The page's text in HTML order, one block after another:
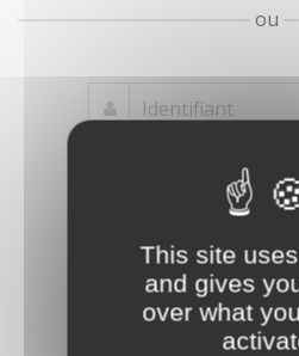
This site
and gives
over what
ou
oublié ?
Connexion